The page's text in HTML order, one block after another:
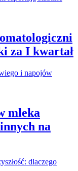
za I kwartał
mleka
na